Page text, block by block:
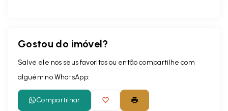
Gostou do imóvel?
Salve ele nos seus favoritos ou então compartilhe com
alguém no WhatsApp:
Compartilhar